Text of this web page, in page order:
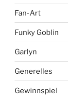
Fan-Art
Funky Goblin
Garlyn
Generelles
Gewinnspiel